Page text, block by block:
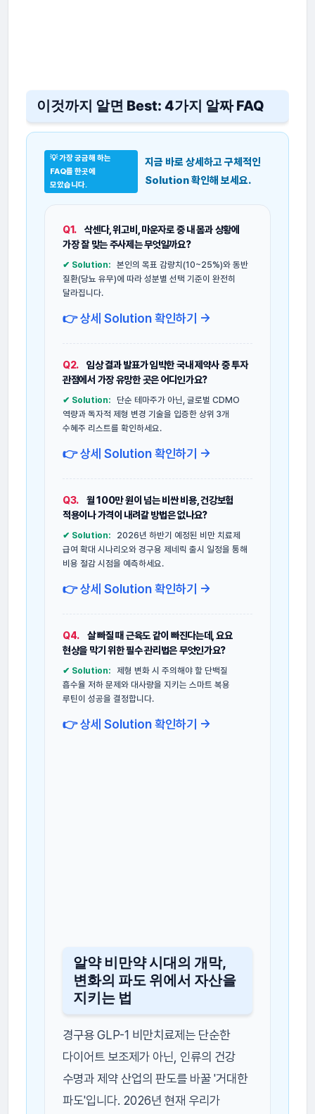
이것까지 알면 Best: 4가지 알짜 FAQ
💡 가장 궁금해 하는
FAQ를 한곳에
모았습니다.
지금 바로 상세하고 구체적인
Solution 확인해 보세요.
Q1.
삭센다, 위고비, 마운자로 중 내 몸과 상황에
가장 잘 맞는 주사제는 무엇일까요?
✔ Solution: 본인의 목표 감량치(10~25%)와 동반
질환(당뇨 유무)에 따라 성분별 선택 기준이 완전히
달라집니다.
👉 상세 Solution 확인하기 →
Q2.
임상 결과 발표가 임박한 국내 제약사 중 투자
관점에서 가장 유망한 곳은 어디인가요?
✔ Solution: 단순 테마주가 아닌, 글로벌 CDMO
역량과 독자적 제형 변경 기술을 입증한 상위 3개
수혜주 리스트를 확인하세요.
👉 상세 Solution 확인하기 →
Q3.
월 100만 원이 넘는 비싼 비용, 건강보험
적용이나 가격이 내려갈 방법은 없나요?
✔ Solution:
2026년 하반기 예정된 비만 치료제
급여 확대 시나리오와 경구용 제네릭 출시 일정을 통해
비용 절감 시점을 예측하세요.
👉 상세 Solution 확인하기 →
Q4.
살 빠질 때 근육도 같이 빠진다는데, 요요
현상을 막기 위한 필수 관리법은 무엇인가요?
✔ Solution:
제형 변화 시 주의해야 할 단백질
흡수율 저하 문제와 대사량을 지키는 스마트 복용
루틴이 성공을 결정합니다.
👉 상세 Solution 확인하기 →
알약 비만약 시대의 개막,
변화의 파도 위에서 자산을
지키는 법
경구용 GLP-1 비만치료제는 단순한
다이어트 보조제가 아닌, 인류의 건강
수명과 제약 산업의 판도를 바꿀 '거대한
파도'입니다. 2026년 현재 우리가